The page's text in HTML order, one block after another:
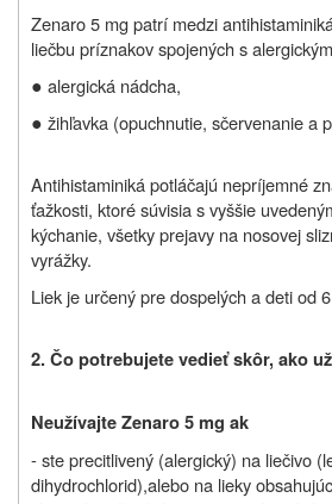
Zenaro 5 mg patrí medzi
liečbu príznakov spojených s
● alergická nádcha,
● žihľavka (opuchnutie, sčervenanie a
Antihistaminiká potláčajú nepríjemné
ťažkosti, ktoré súvisia s vyššie
kýchanie, všetky prejavy na nosovej
vyrážky.
Liek je určený pre dospelých a deti od
2. Čo potrebujete vedieť skôr, ako
Neužívajte Zenaro 5 mg ak
- ste precitlivený (alergický) na liečivo (l
dihydrochlorid),alebo na lieky